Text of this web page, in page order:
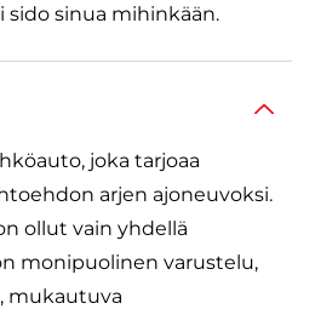
sido sinua mihinkään.
joka tarjoaa
arjen ajoneuvoksi.
ollut vain yhdellä
monipuolinen varustelu,
mukautuva